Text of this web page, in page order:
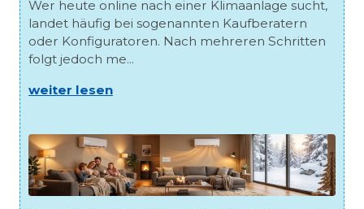
Wer heute online nach einer Klimaanlage sucht,
landet häufig bei sogenannten Kaufberatern
oder Konfiguratoren. Nach mehreren Schritten
folgt jedoch me...
weiter lesen